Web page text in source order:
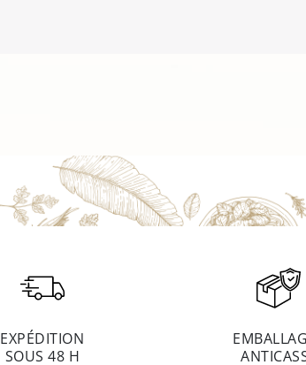
EXPÉDITION
SOUS 48 H